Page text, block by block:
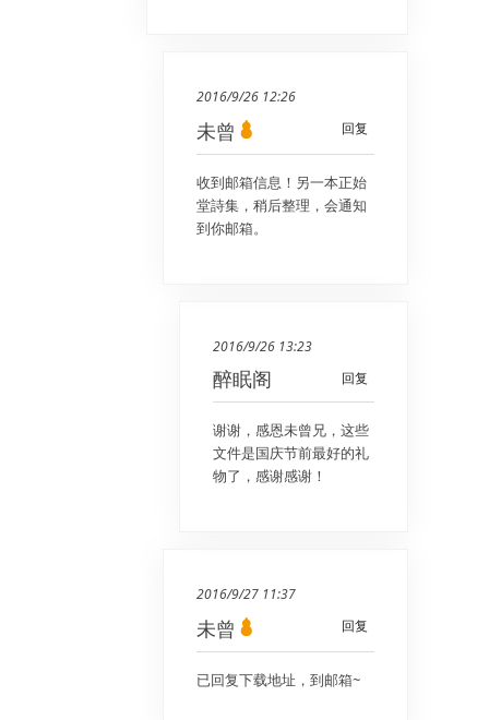
2016/9/26 12:26
回复
未曾
收到邮箱信息！另一本正始
堂詩集，稍后整理，会通知
到你邮箱。
2016/9/26 13:23
回复
醉眠阁
谢谢，感恩未曾兄，这些
文件是国庆节前最好的礼
物了，感谢感谢！
2016/9/27 11:37
回复
未曾
已回复下载地址，到邮箱~